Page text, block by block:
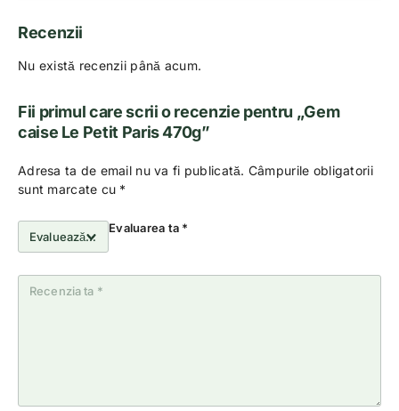
Recenzii
Nu există recenzii până acum.
Fii primul care scrii o recenzie pentru „Gem
caise Le Petit Paris 470g”
Adresa ta de email nu va fi publicată. Câmpurile obligatorii
sunt marcate cu *
Evaluarea ta *